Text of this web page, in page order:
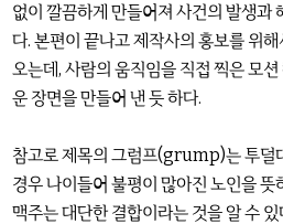
없이 깔끔하게 만들어져 사건의 발생과
다. 본편이 끝나고 제작사의 홍보를 위
오는데, 사람의 움직임을 직접 찍은 모
운 장면을 만들어 낸 듯 하다.
참고로 제목의 그럼프(grump)는 투덜
경우 나이들어 불평이 많아진 노인을
맥주는 대단한 결합이라는 것을 알 수 있